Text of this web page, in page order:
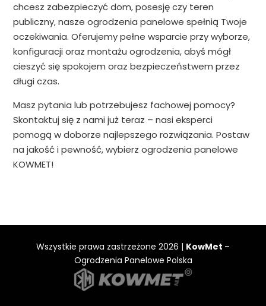
chcesz zabezpieczyć dom, posesję czy teren
publiczny, nasze ogrodzenia panelowe spełnią Twoje
oczekiwania. Oferujemy pełne wsparcie przy wyborze,
konfiguracji oraz montażu ogrodzenia, abyś mógł
cieszyć się spokojem oraz bezpieczeństwem przez
długi czas.
Masz pytania lub potrzebujesz fachowej pomocy?
Skontaktuj się z nami już teraz – nasi eksperci
pomogą w doborze najlepszego rozwiązania. Postaw
na jakość i pewność, wybierz ogrodzenia panelowe
KOWMET!
Wszystkie prawa zastrzeżone 2026 | KowMet –
Ogrodzenia Panelowe Polska